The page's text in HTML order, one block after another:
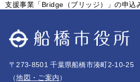
支援事業「Bridge（ブリッジ）」の申込
〒273-8501 千葉県船橋市湊町2-10-25
（地図・ご案内）